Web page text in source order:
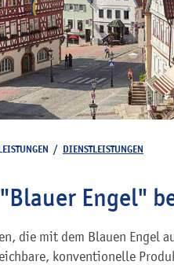
/ DIENSTLEISTUNGEN
Engel"
die mit dem Blauen Engel
konventionelle